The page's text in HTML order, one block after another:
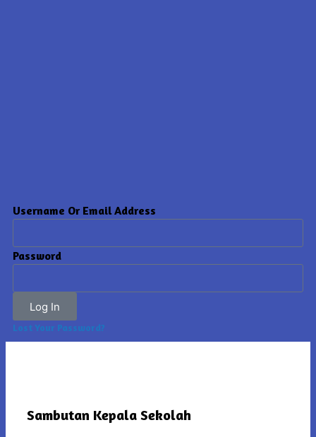
Username Or Email Address
Password
Log In
Lost Your Password?
Sambutan Kepala Sekolah